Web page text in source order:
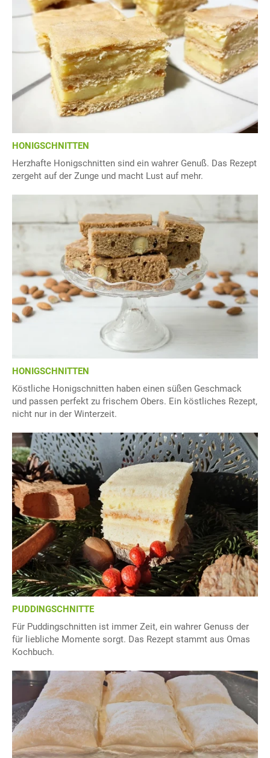
HONIGSCHNITTEN
Herzhafte Honigschnitten sind ein wahrer Genuß. Das Rezept
zergeht auf der Zunge und macht Lust auf mehr.
HONIGSCHNITTEN
Köstliche Honigschnitten haben einen süßen Geschmack
und passen perfekt zu frischem Obers. Ein köstliches Rezept,
nicht nur in der Winterzeit.
PUDDINGSCHNITTE
Für Puddingschnitten ist immer Zeit, ein wahrer Genuss der
für liebliche Momente sorgt. Das Rezept stammt aus Omas
Kochbuch.